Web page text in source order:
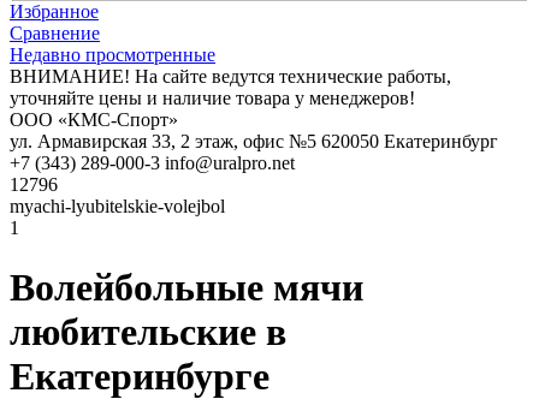
Избранное
Сравнение
Недавно просмотренные
ВНИМАНИЕ! На сайте ведутся технические работы,
уточняйте цены и наличие товара у менеджеров!
ООО «КМС-Спорт»
ул. Армавирская 33, 2 этаж, офис №5 620050 Екатеринбург
+7 (343) 289-000-3 info@uralpro.net
12796
myachi-lyubitelskie-volejbol
1
Волейбольные мячи
любительские в
Екатеринбурге